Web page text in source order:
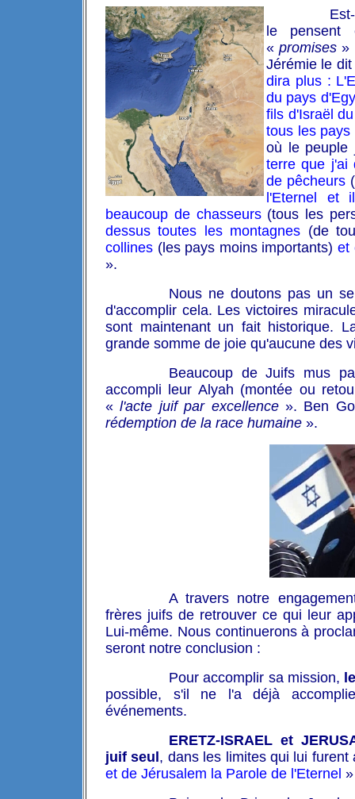
le pensent
«promises »
Jérémie le
dira plus :
du pays
fils d'Israël
tous les
où le peuple
terre que j'ai
de pêcheurs
l'Eternel et
beaucoup de chasseurs(tous les
dessus toutes les montagnes (de
collines (les pays moins importants)et
».
Nous ne doutons pas un
d'accomplir cela. Les victoires
sont maintenant un fait historique.
grande somme de joie qu'aucune des
Beaucoup de Juifs mus
accompli leur Alyah (montée ou
«l'acte juif par excellence». Ben
rédemption de la race humaine ».
A travers notre
frères juifs de retrouver ce qui leur
Lui-même. Nous continuerons à
seront notre conclusion :
Pour accomplir sa mission,
possible, s'il ne l'a déjà
événements.
ERETZ-ISRAEL et
juif seul , dans les limites qui lui
et de Jérusalem la Parole de l'Eternel